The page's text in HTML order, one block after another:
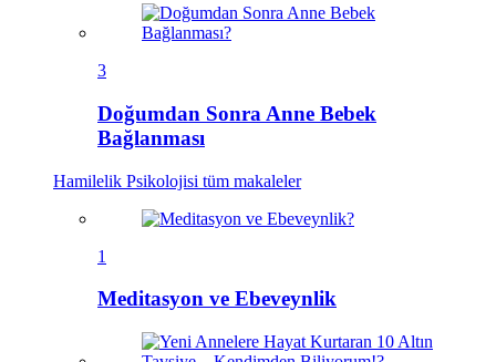
3
Doğumdan Sonra Anne Bebek
Bağlanması
Hamilelik Psikolojisi tüm makaleler
1
Meditasyon ve Ebeveynlik